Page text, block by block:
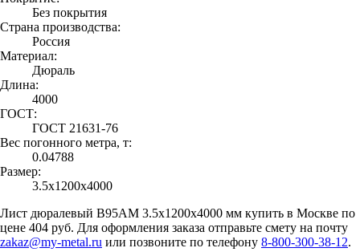
Без покрытия
Страна производства:
Россия
Материал:
Дюраль
Длина:
4000
ГОСТ:
ГОСТ 21631-76
Вес погонного метра, т:
0.04788
Размер:
3.5х1200х4000
Лист дюралевый В95АМ 3.5х1200х4000 мм купить в Москве по
цене 404 руб. Для оформления заказа отправьте смету на почту
zakaz@my-metal.ru или позвоните по телефону 8-800-300-38-12.